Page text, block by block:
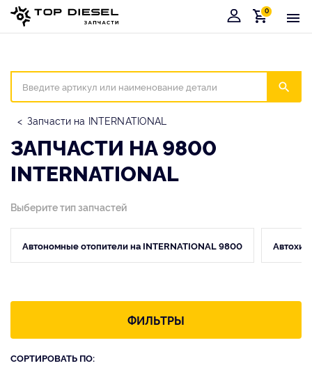
Корзина
0
Запчасти на INTERNATIONAL
ЗАПЧАСТИ НА 9800
INTERNATIONAL
Выберите тип запчастей
Автономные отопители на INTERNATIONAL 9800
ФИЛЬТРЫ
СОРТИРОВАТЬ ПО: